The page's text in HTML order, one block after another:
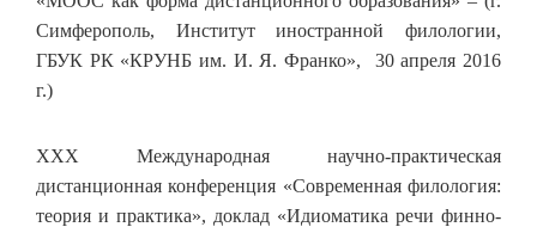
Симферополь, Институт иностранной филологии,
ГБУК РК «КРУНБ им. И. Я. Франко», 30 апреля 2016
г.)
XXX Международная научно-практическая
дистанционная конференция «Современная филология:
теория и практика», доклад «Идиоматика речи финно-